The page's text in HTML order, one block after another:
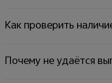
Как проверить
Почему не удаётся